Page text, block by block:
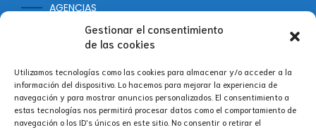
Gestionar el consentimiento
de las cookies
Utilizamos tecnologías como las cookies para almacenar y/o acceder a la
información del dispositivo. Lo hacemos para mejorar la experiencia de
navegación y para mostrar anuncios personalizados. El consentimiento a
estas tecnologías nos permitirá procesar datos como el comportamiento de
navegación o los ID's únicos en este sitio. No consentir o retirar el
AGENCIAS
MADRID (ESP)
+34 642 60 46 11
España